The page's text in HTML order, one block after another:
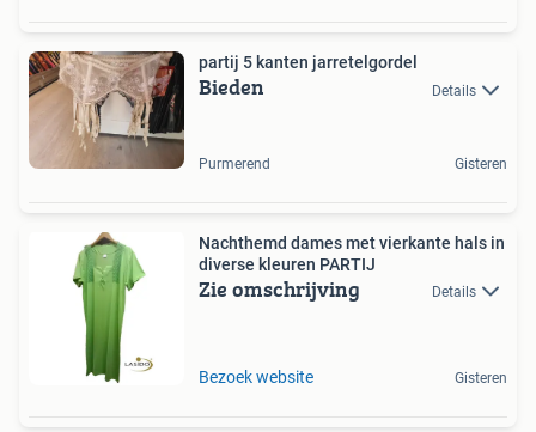
partij 5 kanten jarretelgordel
Bieden Details
Purmerend Gisteren
Nachthemd dames met vierkante hals in
diverse kleuren PARTIJ
Zie omschrijving Details
Bezoek website Gisteren